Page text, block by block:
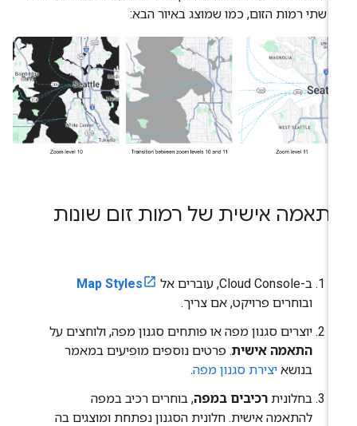
שתי רמות הזום, כמו שמוצג באיור הבא:
אישית של רמות זום שונות
ב-Cloud Console, עוברים אל
Map Styles
ובוחרים פרויקט, אם צריך.
יוצרים סגנון מפה או פותחים סגנון מפה, ולוחצים על
התאמה אישית. פרטים נוספים מופיעים במאמר
בנושאיצירת סגנון מפה.
בחלוניתרכיבים במפה, בוחרים רכיב במפה
להתאמה אישית. חלונית הסגנון נפתחת ומוצגים בה